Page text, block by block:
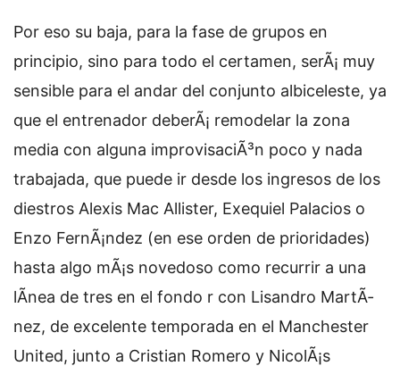
Por eso su baja, para la fase de grupos en
principio, sino para todo el certamen, serÃ¡ muy
sensible para el andar del conjunto albiceleste, ya
que el entrenador deberÃ¡ remodelar la zona
media con alguna improvisaciÃ³n poco y nada
trabajada, que puede ir desde los ingresos de los
diestros Alexis Mac Allister, Exequiel Palacios o
Enzo FernÃ¡ndez (en ese orden de prioridades)
hasta algo mÃ¡s novedoso como recurrir a una
lÃ­nea de tres en el fondo r con Lisandro MartÃ­
nez, de excelente temporada en el Manchester
United, junto a Cristian Romero y NicolÃ¡s